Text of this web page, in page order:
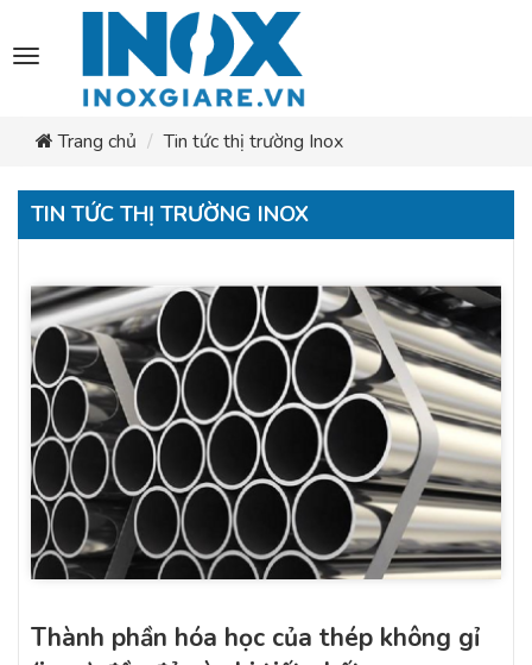
Toggle
navigation
Trang chủ
Tin tức thị trường Inox
TIN TỨC THỊ TRƯỜNG INOX
Thành phần hóa học của thép không gỉ